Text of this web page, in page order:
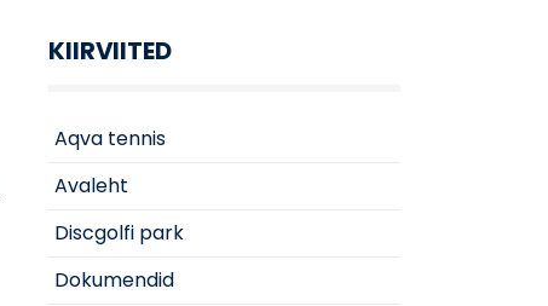
KIIRVIITED
Aqva tennis
Avaleht
Discgolfi park
Dokumendid